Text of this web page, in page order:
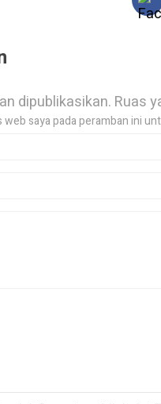
dipublikasikan. Ruas
web saya pada peramban ini